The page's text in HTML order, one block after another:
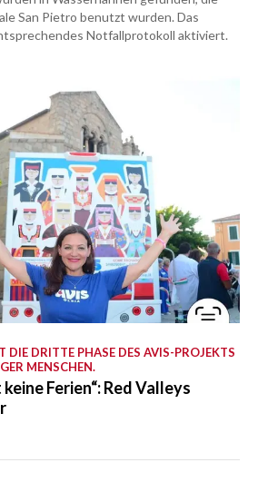
San Pietro benutzt wurden. Das
Notfallprotokoll aktiviert.
DIE DRITTE PHASE DES AVIS-PROJEKTS
MENSCHEN.
Ferien“: Red Valleys